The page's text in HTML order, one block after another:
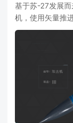
基于苏-27发展
机，使用矢量推进